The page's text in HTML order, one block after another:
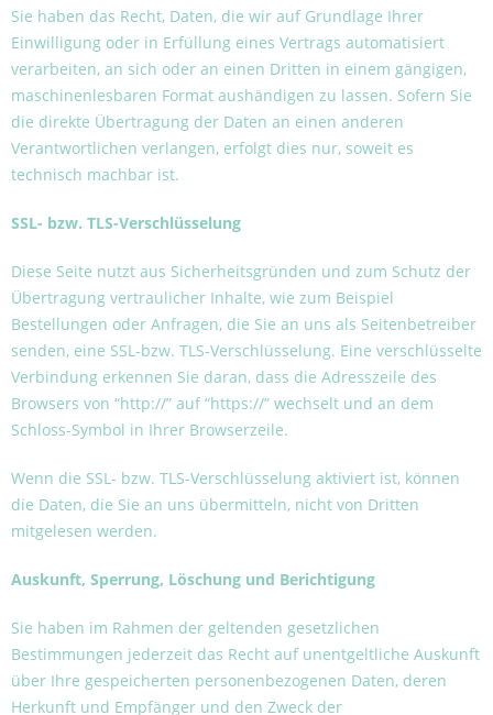
Sie haben das Recht, Daten, die wir auf Grundlage Ihrer
Einwilligung oder in Erfüllung eines Vertrags automatisiert
verarbeiten, an sich oder an einen Dritten in einem gängigen,
maschinenlesbaren Format aushändigen zu lassen. Sofern Sie
die direkte Übertragung der Daten an einen anderen
Verantwortlichen verlangen, erfolgt dies nur, soweit es
technisch machbar ist.
SSL- bzw. TLS-Verschlüsselung
Diese Seite nutzt aus Sicherheitsgründen und zum Schutz der
Übertragung vertraulicher Inhalte, wie zum Beispiel
Bestellungen oder Anfragen, die Sie an uns als Seitenbetreiber
senden, eine SSL-bzw. TLS-Verschlüsselung. Eine verschlüsselte
Verbindung erkennen Sie daran, dass die Adresszeile des
Browsers von “http://” auf “https://” wechselt und an dem
Schloss-Symbol in Ihrer Browserzeile.
Wenn die SSL- bzw. TLS-Verschlüsselung aktiviert ist, können
die Daten, die Sie an uns übermitteln, nicht von Dritten
mitgelesen werden.
Auskunft, Sperrung, Löschung und Berichtigung
Sie haben im Rahmen der geltenden gesetzlichen
Bestimmungen jederzeit das Recht auf unentgeltliche Auskunft
über Ihre gespeicherten personenbezogenen Daten, deren
Herkunft und Empfänger und den Zweck der